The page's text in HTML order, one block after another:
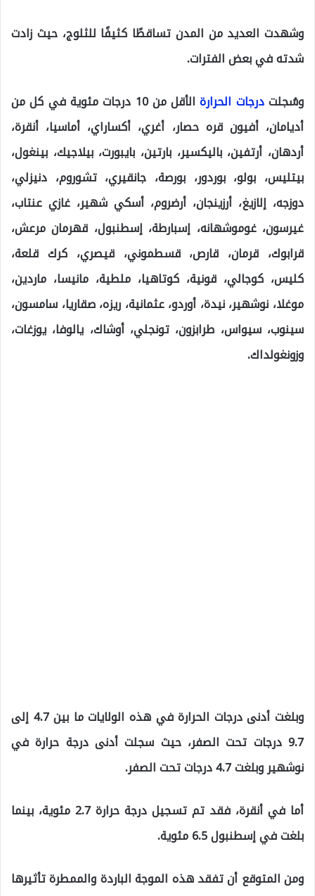
وشهدت العديد من المدن تساقطًا كثيفًا للثلوج، حيث زادت
شدته في بعض الفترات.
وسُجلتدرجات الحرارة
الأقل من 10 درجات مئوية في كل من
أديامان، أفيون قره حصار، أغري، أكساراي، أماسيا، أنقرة،
أردهان، أرتفين، باليكسير، بارتين، بايبورت، بيلاجيك، بينغول،
بيتليس، بولو، بوردور، بورصة، جانقيري، تشوروم، دنيزلي،
دوزجه، إلازيغ، أرزينجان، أرضروم، أسكي شهير، غازي عنتاب،
غيرسون، غوموشهانه، إسبارطة، إسطنبول، قهرمان مرعش،
قرابوك، قرمان، قارص، قسطموني، قيصري، كرك قلعة،
كليس، كوجالي، قونية، كوتاهيا، ملطية، مانيسا، ماردين،
موغلا، نوشهير، نيدة، أوردو، عثمانية، ريزه، صقاريا، سامسون،
سينوب، سيواس، طرابزون، تونجلي، أوشاك، يالوفا، يوزغات،
وزونغولداك.
وبلغت أدنى درجات الحرارة في هذه الولايات ما بين 4.7 إلى
9.7 درجات تحت الصفر، حيث سجلت أدنى درجة حرارة في
نوشهير وبلغت 4.7 درجات تحت الصفر.
أما في أنقرة، فقد تم تسجيل درجة حرارة 2.7 مئوية، بينما
بلغت في إسطنبول 6.5 مئوية.
ومن المتوقع أن تفقد هذه الموجة الباردة والممطرة تأثيرها